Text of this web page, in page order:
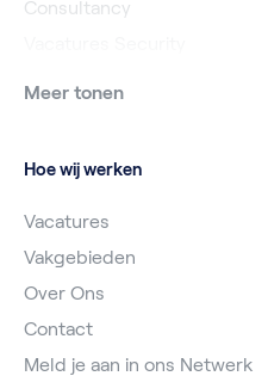
Consultancy
Meer tonen
Hoe wij werken
Vacatures
Vakgebieden
Over Ons
Contact
Meld je aan in ons Netwerk